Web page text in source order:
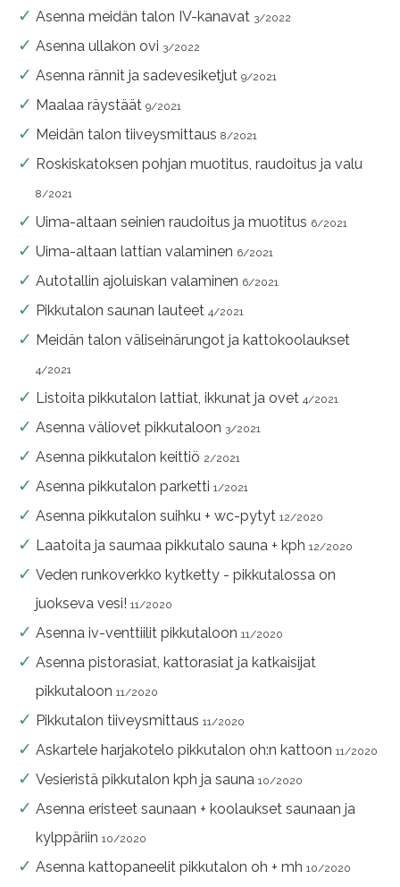
Asenna meidän talon IV-kanavat 3/2022
Asenna ullakon ovi 3/2022
Asenna rännit ja sadevesiketjut 9/2021
Maalaa räystäät 9/2021
Meidän talon tiiveysmittaus 8/2021
Roskiskatoksen pohjan muotitus, raudoitus ja valu
8/2021
Uima-altaan seinien raudoitus ja muotitus 6/2021
Uima-altaan lattian valaminen 6/2021
Autotallin ajoluiskan valaminen 6/2021
Pikkutalon saunan lauteet 4/2021
Meidän talon väliseinärungot ja kattokoolaukset
4/2021
Listoita pikkutalon lattiat, ikkunat ja ovet 4/2021
Asenna väliovet pikkutaloon 3/2021
Asenna pikkutalon keittiö 2/2021
Asenna pikkutalon parketti 1/2021
Asenna pikkutalon suihku + wc-pytyt 12/2020
Laatoita ja saumaa pikkutalo sauna + kph 12/2020
Veden runkoverkko kytketty - pikkutalossa on
juokseva vesi! 11/2020
Asenna iv-venttiilit pikkutaloon 11/2020
Asenna pistorasiat, kattorasiat ja katkaisijat
pikkutaloon 11/2020
Pikkutalon tiiveysmittaus 11/2020
Askartele harjakotelo pikkutalon oh:n kattoon 11/2020
Vesieristä pikkutalon kph ja sauna 10/2020
Asenna eristeet saunaan + koolaukset saunaan ja
kylppäriin 10/2020
Asenna kattopaneelit pikkutalon oh + mh 10/2020